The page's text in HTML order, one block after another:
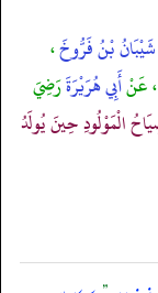
شَيْبَانُ بْنُ فَرُّوخَ،
، عَنْأَبِي هُرَيْرَةَرَضِيَ
الْمَوْلُودِ حِينَ يُولَدُ